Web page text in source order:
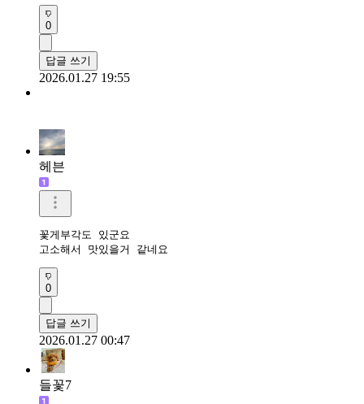
0
답글 쓰기
2026.01.27 19:55
헤븐
꽃게부각도 있군요
고소해서 맛있을거 같네요
0
답글 쓰기
2026.01.27 00:47
들꽃7